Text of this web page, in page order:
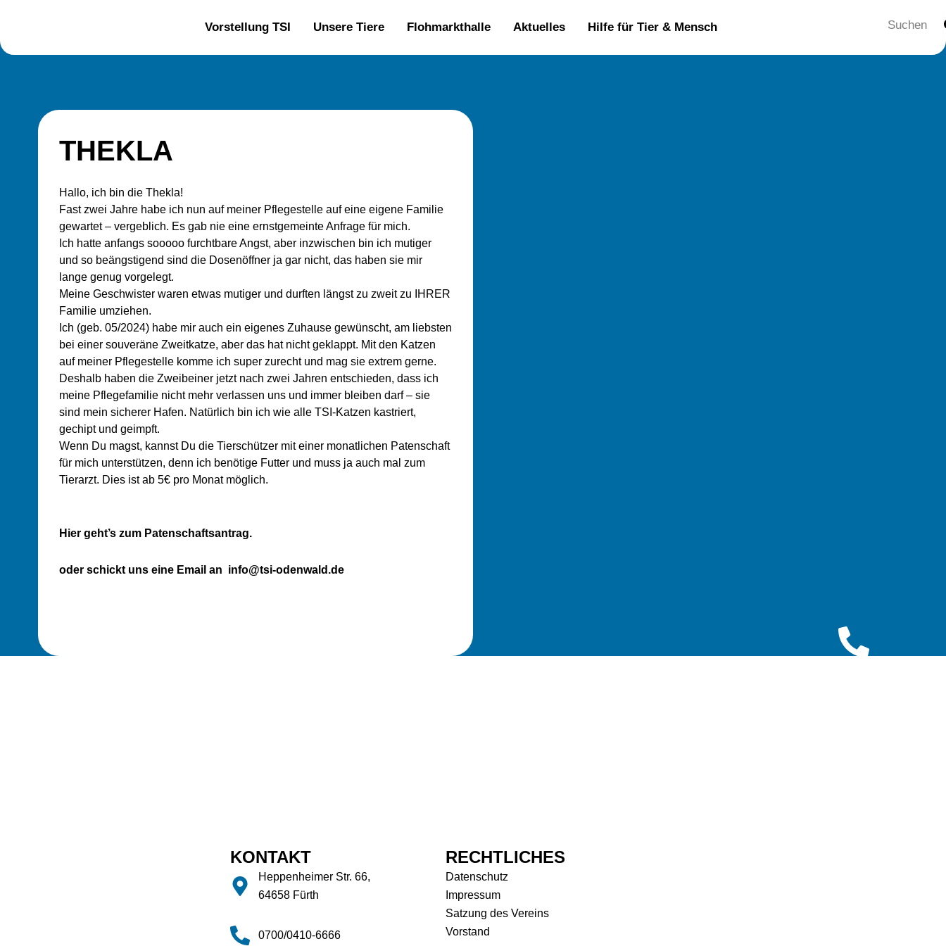
springen
Vorstellung TSI Unsere Tiere Flohmarkthalle Aktuelles Hilfe für Tier & Mensch
THEKLA
Hallo, ich bin die Thekla!
Fast zwei Jahre habe ich nun auf meiner Pflegestelle auf eine eigene Familie
gewartet – vergeblich. Es gab nie eine ernstgemeinte Anfrage für mich.
Ich hatte anfangs sooooo furchtbare Angst, aber inzwischen bin ich mutiger
und so beängstigend sind die Dosenöffner ja gar nicht, das haben sie mir
lange genug vorgelegt.
Meine Geschwister waren etwas mutiger und durften längst zu zweit zu IHRER
Familie umziehen.
Ich (geb. 05/2024) habe mir auch ein eigenes Zuhause gewünscht, am liebsten
bei einer souveräne Zweitkatze, aber das hat nicht geklappt. Mit den Katzen
auf meiner Pflegestelle komme ich super zurecht und mag sie extrem gerne.
Deshalb haben die Zweibeiner jetzt nach zwei Jahren entschieden, dass ich
meine Pflegefamilie nicht mehr verlassen uns und immer bleiben darf – sie
sind mein sicherer Hafen. Natürlich bin ich wie alle TSI-Katzen kastriert,
gechipt und geimpft.
Wenn Du magst, kannst Du die Tierschützer mit einer monatlichen Patenschaft
für mich unterstützen, denn ich benötige Futter und muss ja auch mal zum
Tierarzt. Dies ist ab 5€ pro Monat möglich.
Hier geht’s zum Patenschaftsantrag.
oder schickt uns eine Email an info@tsi-odenwald.de
KONTAKT
Heppenheimer Str. 66,
64658 Fürth
0700/0410-6666
RECHTLICHES
Datenschutz
Impressum
Satzung des Vereins
Vorstand